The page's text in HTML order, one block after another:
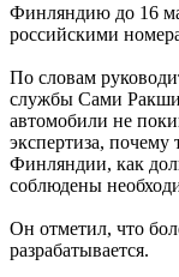
Финляндию до 16
российскими
По словам
службы Сами
автомобили не
экспертиза, почему
Финляндии, как
соблюдены
Он отметил, что
разрабатывается.